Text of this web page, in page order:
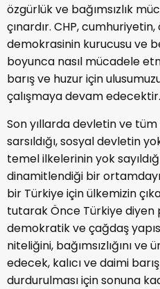
özgürlük ve bağımsızlık
çınardır. CHP,
demokrasinin kurucusu ve
boyunca nasıl mücadele
barış ve huzur için
çalışmaya devam edecektir.
Son yıllarda devletin ve
sarsıldığı, sosyal devletin
temel ilkelerinin yok
dinamitlendiği bir
bir Türkiye için ülkemizin
tutarak Önce Türkiye diyen
demokratik ve çağdaş
niteliğini, bağımsızlığını ve
edecek, kalıcı ve daimi
durdurulması için sonuna